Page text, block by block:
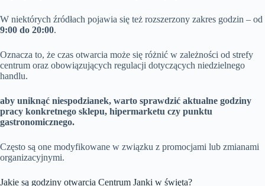
W niektórych źródłach pojawia się też rozszerzony zakres godzin – od
9:00 do 20:00.
Oznacza to, że czas otwarcia może się różnić w zależności od strefy
centrum oraz obowiązujących regulacji dotyczących niedzielnego
handlu.
aby uniknąć niespodzianek, warto sprawdzić aktualne godziny
pracy konkretnego sklepu, hipermarketu czy punktu
gastronomicznego.
Często są one modyfikowane w związku z promocjami lub zmianami
organizacyjnymi.
Jakie są godziny otwarcia Centrum Janki w święta?